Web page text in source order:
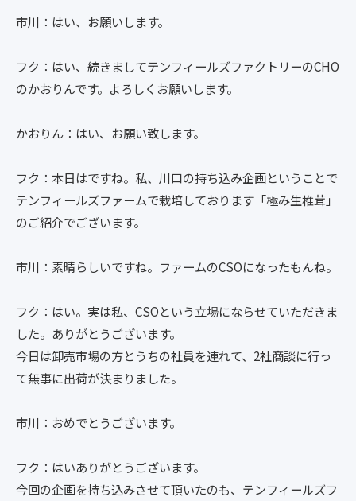
市川：はい、お願いします。
フク：はい、続きましてテンフィールズファクトリーのCHO
のかおりんです。よろしくお願いします。
かおりん：はい、お願い致します。
フク：本日はですね。私、川口の持ち込み企画ということで
テンフィールズファームで栽培しております「極み生椎茸」
のご紹介でございます。
市川：素晴らしいですね。ファームのCSOになったもんね。
フク：はい。実は私、CSOという立場にならせていただきま
した。ありがとうございます。
今日は卸売市場の方とうちの社員を連れて、2社商談に行っ
て無事に出荷が決まりました。
市川：おめでとうございます。
フク：はいありがとうございます。
今回の企画を持ち込みさせて頂いたのも、テンフィールズフ